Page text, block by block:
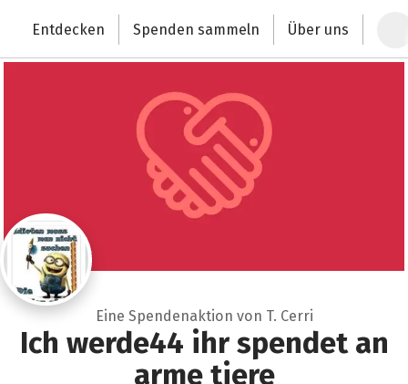
Deutschlands größte Spendenplattform
Entdecken Spenden sammeln Über uns
Eine Spendenaktion von T. Cerri
Ich werde44 ihr spendet an
arme tiere
Schließen